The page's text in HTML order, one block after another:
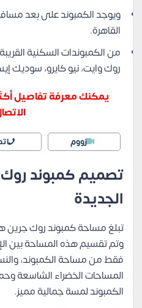
ويوجد الكمبوند على بعد
القاهرة.
من الكمبوندات السكنية
روك وايت، نيو كايرو، سوديك
يمكنك معرفة تفاصيل
زووم
تصميم كمبوند
الجديدة
تبلغ مساحة كمبوند روك جرين
وتم تقسيم هذه المساحة بين
فقط من مساحة الكمبوند،
المساحات الخضراء الشاسعة
الكمبوند لمسة جمالية مميز.